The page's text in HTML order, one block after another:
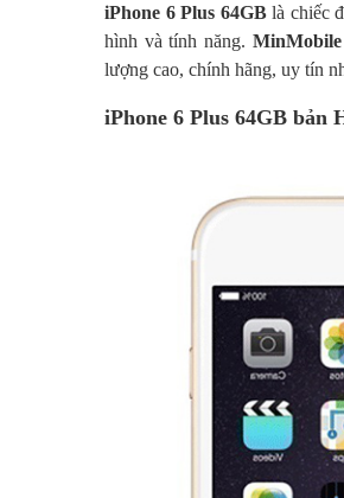
iPhone 6 Plus 64GBlà chiếc
hình và tính năng. MinMobile
lượng cao, chính hãng, uy tín
iPhone 6 Plus 64GB bản